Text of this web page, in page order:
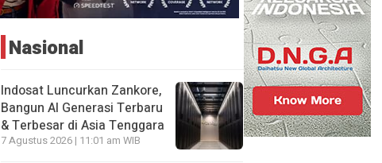
Nasional
Indosat Luncurkan Zankore,
Bangun AI Generasi Terbaru
& Terbesar di Asia Tenggara
7 Agustus 2026 | 11:01 am WIB